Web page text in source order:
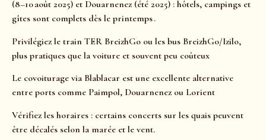
(8–10 août 2025) et Douarnenez (été 2025) : hôtels, campings et
gîtes sont complets dès le printemps .
Privilégiez le train TER BreizhGo ou les bus BreizhGo/Izilo,
plus pratiques que la voiture et souvent peu coûteux
Le covoiturage via Blablacar est une excellente alternative
entre ports comme Paimpol, Douarnenez ou Lorient
Vérifiez les horaires : certains concerts sur les quais peuvent
être décalés selon la marée et le vent.